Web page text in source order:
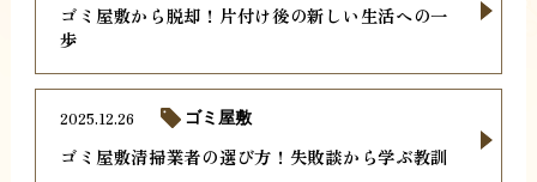
ゴミ屋敷から脱却！片付け後の新しい生活への一
歩
ゴミ屋敷清掃業者の選び方！失敗談から学ぶ教訓
2025.12.26 ゴミ屋敷